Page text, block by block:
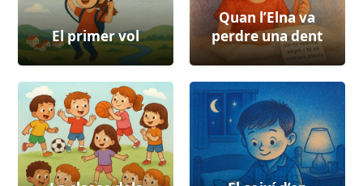
El primer vol
Quan l’Elna va
perdre una dent